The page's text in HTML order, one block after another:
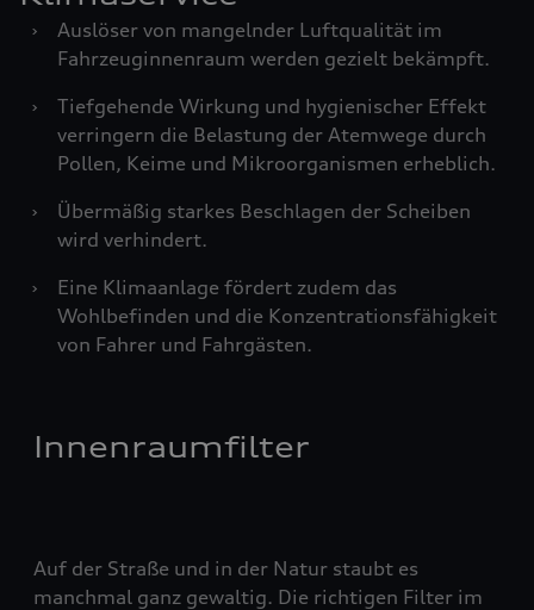
›
Auslöser von mangelnder Luftqualität im
Fahrzeuginnenraum werden gezielt bekämpft.
›
Tiefgehende Wirkung und hygienischer Effekt
verringern die Belastung der Atemwege durch
Pollen, Keime und Mikroorganismen erheblich.
›
Übermäßig starkes Beschlagen der Scheiben
wird verhindert.
›
Eine Klimaanlage fördert zudem das
Wohlbefinden und die Konzentrationsfähigkeit
von Fahrer und Fahrgästen.
Innenraumfilter
Auf der Straße und in der Natur staubt es
manchmal ganz gewaltig. Die richtigen Filter im